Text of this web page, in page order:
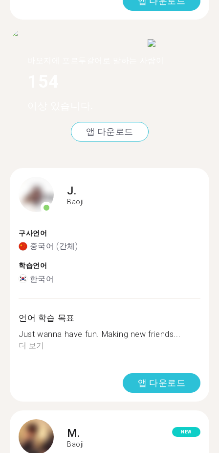
앱 다운로드
J.
Baoji
구사언어
중국어 (간체)
학습언어
한국어
언어 학습 목표
Just wanna have fun. Making new friends...
더 보기
앱 다운로드
M.
Baoji
NEW